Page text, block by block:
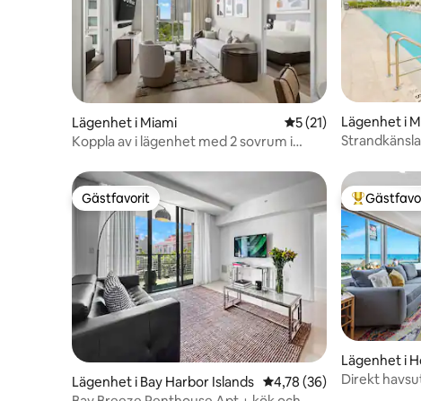
Lägenhet i Miami 5 av 5 i genomsnittligt
5 (21)
Koppla av i lägenhet med 2 sovrum i
Lägenhet i
Gästfavorit
Gästfavorit
Lägenhet i Bay Harbor Islands 4,78 av 5 i
4,78 (36)
Populär
Lägenhet i
Direkt